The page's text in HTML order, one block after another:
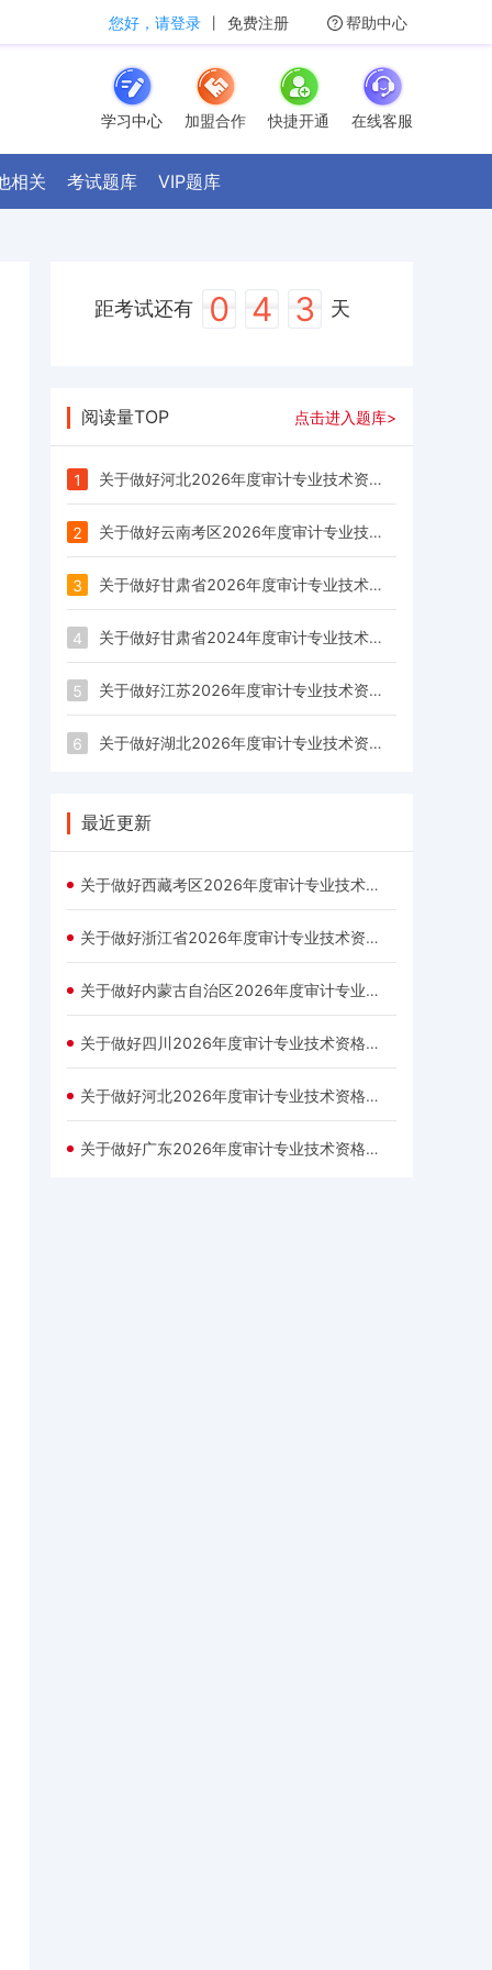
您好，请登录 丨 免费注册 帮助中心
学习中心 加盟合作 快捷开通 在线客服
相关 考试题库 VIP题库
距考试还有 0 4 3 天
阅读量TOP 点击进入题库>
1 关于做好河北2026年度审计专业技术资格考试考务工作的通知(摘要)
2 关于做好云南考区2026年度审计专业技术资格考试公告
3 关于做好甘肃省2026年度审计专业技术资格考试报名工作的通知
4 关于做好甘肃省2024年度审计专业技术资格考试报名工作的通知
5 关于做好江苏2026年度审计专业技术资格考试考务工作有关事项的通知
6 关于做好湖北2026年度审计专业技术资格考试工作有关事项的通知
最近更新
关于做好西藏考区2026年度审计专业技术资格考试西藏考区报名工作的通知
关于做好浙江省2026年度审计专业技术资格考试考务工作有关事项的通知
关于做好内蒙古自治区2026年度审计专业技术资格考试报名的通知
关于做好四川2026年度审计专业技术资格考试考务工作的通知
关于做好河北2026年度审计专业技术资格考试考务工作的通知(摘要)
关于做好广东2026年度审计专业技术资格考试报考须知